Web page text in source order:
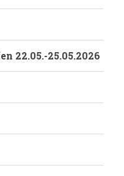
22.05.-25.05.2026